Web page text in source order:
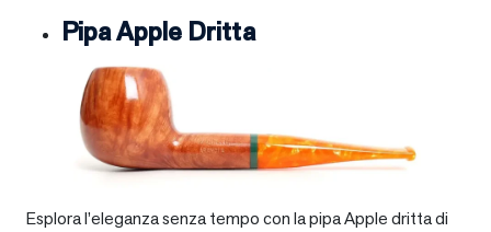
Pipa Apple Dritta
Esplora l’eleganza senza tempo con la pipa Apple dritta di